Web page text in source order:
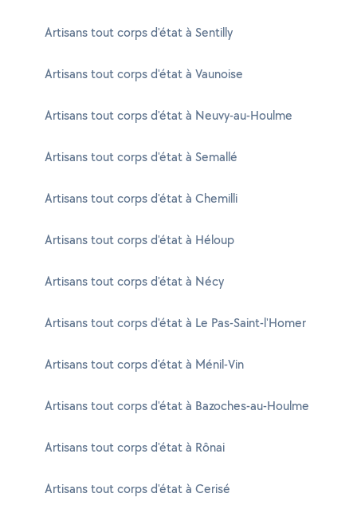
Artisans tout corps d'état à Sentilly
Artisans tout corps d'état à Vaunoise
Artisans tout corps d'état à Neuvy-au-Houlme
Artisans tout corps d'état à Semallé
Artisans tout corps d'état à Chemilli
Artisans tout corps d'état à Héloup
Artisans tout corps d'état à Nécy
Artisans tout corps d'état à Le Pas-Saint-l'Homer
Artisans tout corps d'état à Ménil-Vin
Artisans tout corps d'état à Bazoches-au-Houlme
Artisans tout corps d'état à Rônai
Artisans tout corps d'état à Cerisé